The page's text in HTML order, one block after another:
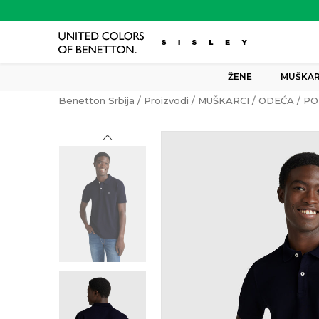
ŽENE
Benetton Srbija Proizvodi MUŠKARCI ODEĆA